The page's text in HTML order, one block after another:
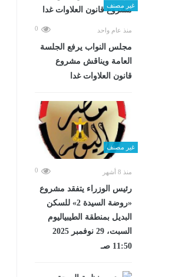
غير مصنف
منذ عام واحد 0
مجلس النواب يرفع الجلسة
العامة ويناقش مشروع
قانون العلاوات غدا
غير مصنف
منذ 8 أشهر 0
رئيس الوزراء يتفقد مشروع
«روضة السيدة 2» للسكن
البديل بمنطقة الطيبياليوم
السبت، 29 نوفمبر 2025
11:50 صـ